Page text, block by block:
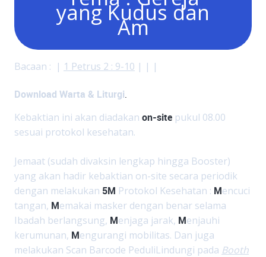
yang Kudus dan
Am
Bacaan : | 1 Petrus 2 : 9-10 | | |
Download Warta & Liturgi.
Kebaktian ini akan diadakan on-site pukul 08.00
sesuai protokol kesehatan.
Jemaat (sudah divaksin lengkap hingga Booster)
yang akan hadir kebaktian on-site secara periodik
dengan melakukan 5M Protokol Kesehatan : Mencuci
tangan, Memakai masker dengan benar selama
Ibadah berlangsung, Menjaga jarak, Menjauhi
kerumunan, Mengurangi mobilitas. Dan juga
melakukan Scan Barcode PeduliLindungi pada Booth